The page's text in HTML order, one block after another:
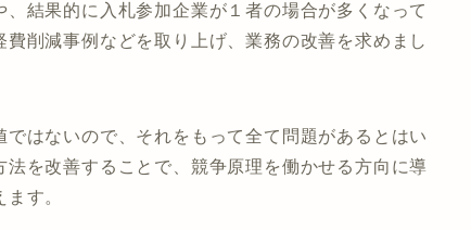
結果的に入札参加企業が１者の場合が多くなって
削減事例などを取り上げ、業務の改善を求めまし
はないので、それをもって全て問題があるとはい
を改善することで、競争原理を働かせる方向に導
す。